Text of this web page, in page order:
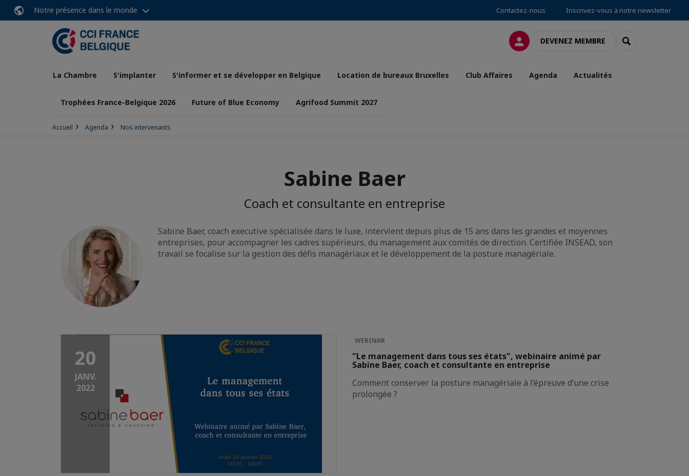
Notre présence dans le monde Contactez-nous Inscrivez-vous à notre newsletter
CONNEXIONDEVENEZ MEMBRE RECHERCHER
La Chambre S'implanter S'informer et se développer en Belgique Location de bureaux Bruxelles Club Affaires Agenda Actualités
Trophées France-Belgique 2026 Future of Blue Economy Agrifood Summit 2027
Accueil Agenda Nos intervenants
Sabine Baer
Coach et consultante en entreprise
Sabine Baer, coach executive spécialisée dans le luxe, intervient depuis plus de 15 ans dans les grandes et moyennes
entreprises, pour accompagner les cadres supérieurs, du management aux comités de direction. Certifiée INSEAD, son
travail se focalise sur la gestion des défis managériaux et le développement de la posture managériale.
20
JANV.
2022
WEBINAR
"Le management dans tous ses états", webinaire animé par
Sabine Baer, coach et consultante en entreprise
Comment conserver la posture managériale à l’épreuve d’une crise
prolongée ?